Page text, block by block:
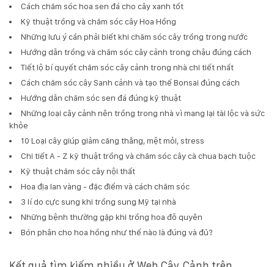
Cách chăm sóc hoa sen đá cho cây xanh tốt
Kỹ thuật trồng và chăm sóc cây Hoa Hồng
Những lưu ý cần phải biết khi chăm sóc cây trồng trong nước
Hướng dẫn trồng và chăm sóc cây cảnh trong chậu đúng cách
Tiết lộ bí quyết chăm sóc cây cảnh trong nhà chi tiết nhất
Cách chăm sóc cây Sanh cảnh và tạo thế Bonsai đúng cách
Hướng dẫn chăm sóc sen đá đúng kỹ thuật
Những loại cây cảnh nên trồng trong nhà vì mang lại tài lộc và sức
khỏe
10 Loại cây giúp giảm căng thẳng, mệt mỏi, stress
Chi tiết A - Z kỹ thuật trồng và chăm sóc cây cà chua bạch tuộc
Kỹ thuật chăm sóc cây nội thất
Hoa địa lan vàng - đặc điểm và cách chăm sóc
3 lí do cực sung khi trồng sung Mỹ tại nhà
Những bệnh thường gặp khi trồng hoa đỗ quyên
Bón phân cho hoa hồng như thế nào là đúng và đủ?